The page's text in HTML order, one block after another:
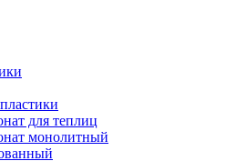
для теплиц
монолитный